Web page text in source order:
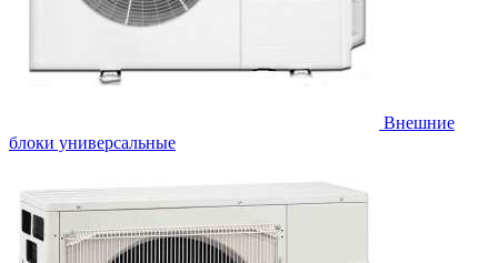
Внешние
блоки универсальные